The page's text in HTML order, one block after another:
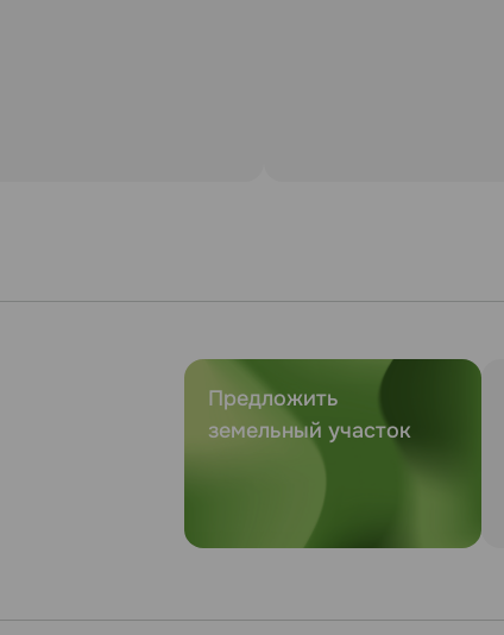
Предложить
земельный участок